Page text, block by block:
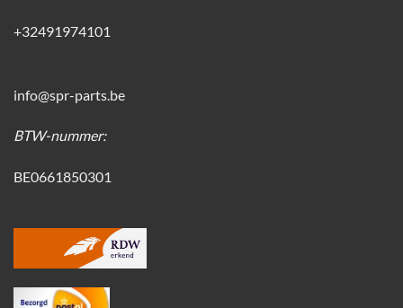
+32491974101
info@spr-parts.be
BTW-nummer:
BE0661850301